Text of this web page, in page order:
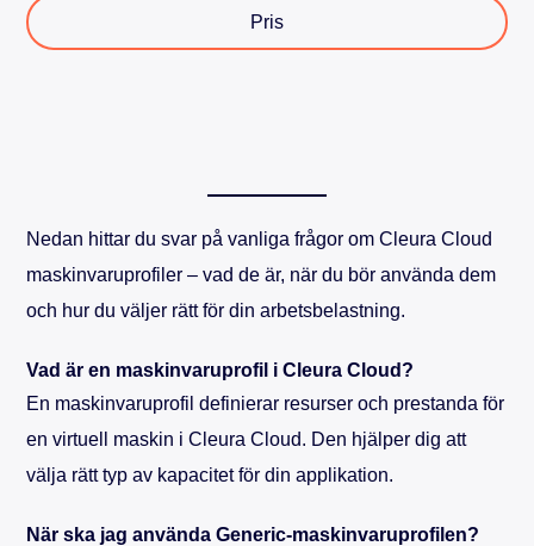
Pris
Nedan hittar du svar på vanliga frågor om Cleura Cloud
maskinvaruprofiler – vad de är, när du bör använda dem
och hur du väljer rätt för din arbetsbelastning.
Vad är en maskinvaruprofil i Cleura Cloud?
En maskinvaruprofil definierar resurser och prestanda för
en virtuell maskin i Cleura Cloud. Den hjälper dig att
välja rätt typ av kapacitet för din applikation.
När ska jag använda Generic-maskinvaruprofilen?